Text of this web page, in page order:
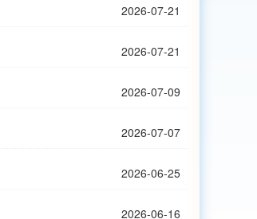
2026-07-21
2026-07-21
2026-07-09
2026-07-07
2026-06-25
2026-06-16